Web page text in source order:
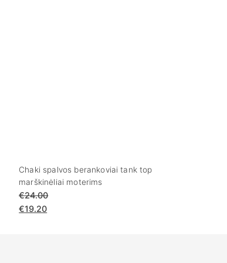
Chaki spalvos berankoviai tank top
marškinėliai moterims
€24.00
€19.20